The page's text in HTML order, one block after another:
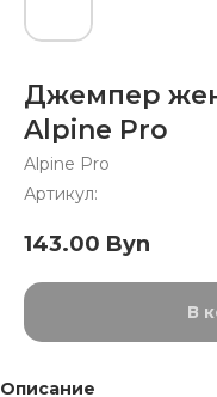
Джемпер
Alpine Pro
Alpine Pro
Артикул:
143.00 Byn
В
Описание